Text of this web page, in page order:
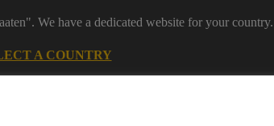
We have a dedicated website for your country.
A COUNTRY